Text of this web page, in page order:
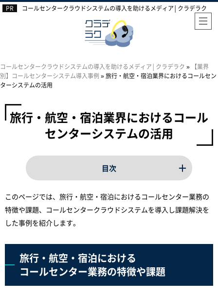
コールセンタークラウドシステムの導入を助けるメディア│クラデラク
コールセンタークラウドシステムの導入を助けるメディア│クラデラク »
【業界
別】コールセンターシステム導入事例 »旅行・航空・宿泊業界におけるコールセン
ターシステムの活用
旅行・航空・宿泊業界におけるコール
センターシステムの活用
このページでは、旅行・航空・宿泊におけるコールセンター業務の
特徴や課題、コールセンタークラウドシステムを導入し課題解決を
した事例を紹介します。
旅行・航空・宿泊における
コールセンター業務の特徴や課題